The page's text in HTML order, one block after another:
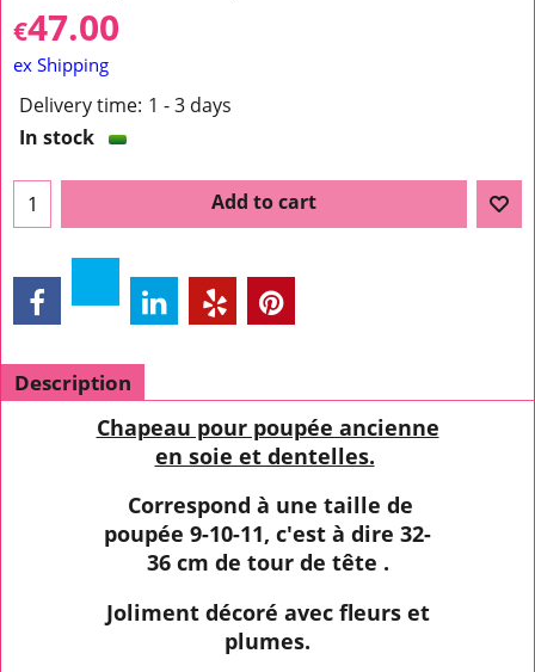
€47.00
ex Shipping
Delivery time: 1 - 3 days
In stock
Add to cart
Description
Chapeau pour poupée ancienne
en soie et dentelles.
Correspond à une taille de
poupée 9-10-11, c'est à dire 32-
36 cm de tour de tête .
Joliment décoré avec fleurs et
plumes.